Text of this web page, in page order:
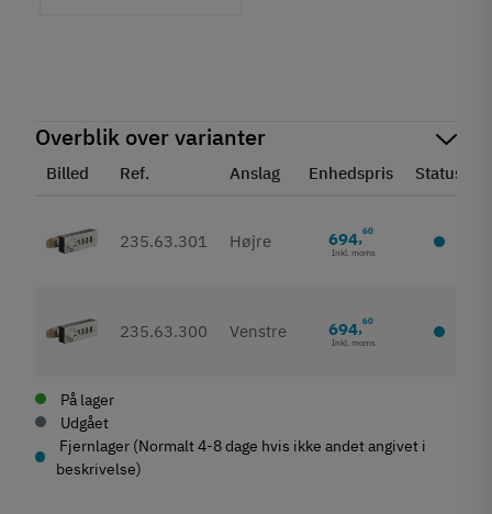
Overblik over varianter
Billed Ref. Anslag Enhedspris Status
235.63.301 Højre 694,60
Inkl. moms
235.63.300 Venstre 694,60
Inkl. moms
På lager
Udgået
Fjernlager (Normalt 4-8 dage hvis ikke andet angivet i
beskrivelse)